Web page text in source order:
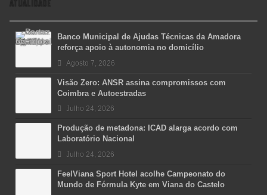
ATUALIDADE
Banco Municipal de Ajudas Técnicas da Amadora
reforça apoio à autonomia no domicílio
Agosto 7, 2026
Visão Zero: ANSR assina compromissos com
Coimbra e Autoestradas
Julho 24, 2026
Produção de metadona: ICAD alarga acordo com
Laboratório Nacional
Julho 24, 2026
FeelViana Sport Hotel acolhe Campeonato do
Mundo de Fórmula Kyte em Viana do Castelo